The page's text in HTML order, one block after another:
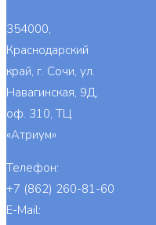
354000,
Краснодарский
край, г. Сочи, ул.
Навагинская, 9Д,
оф. 310, ТЦ
«Атриум»
Телефон:
+7 (862) 260-81-60
E-Mail: